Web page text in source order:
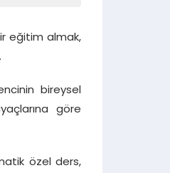
eğitim almak,
bireysel
göre
özel ders,